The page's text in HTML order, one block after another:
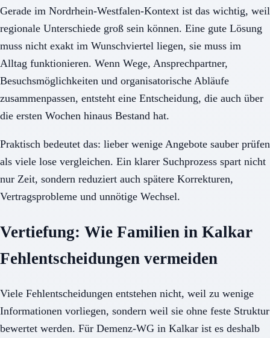
Gerade im Nordrhein-Westfalen-Kontext ist das wichtig, weil
regionale Unterschiede groß sein können. Eine gute Lösung
muss nicht exakt im Wunschviertel liegen, sie muss im
Alltag funktionieren. Wenn Wege, Ansprechpartner,
Besuchsmöglichkeiten und organisatorische Abläufe
zusammenpassen, entsteht eine Entscheidung, die auch über
die ersten Wochen hinaus Bestand hat.
Praktisch bedeutet das: lieber wenige Angebote sauber prüfen
als viele lose vergleichen. Ein klarer Suchprozess spart nicht
nur Zeit, sondern reduziert auch spätere Korrekturen,
Vertragsprobleme und unnötige Wechsel.
Vertiefung: Wie Familien in Kalkar
Fehlentscheidungen vermeiden
Viele Fehlentscheidungen entstehen nicht, weil zu wenige
Informationen vorliegen, sondern weil sie ohne feste Struktur
bewertet werden. Für Demenz-WG in Kalkar ist es deshalb